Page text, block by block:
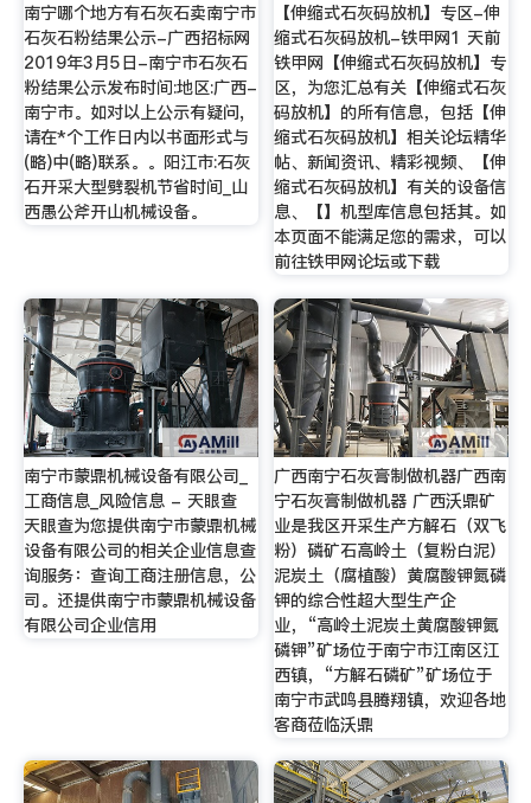
南宁哪个地方有石灰石卖南宁市
石灰石粉结果公示-广西招标网
2019年3月5日-南宁市石灰石
粉结果公示发布时间:地区:广西-
南宁市。如对以上公示有疑问,
请在*个工作日内以书面形式与
(略)中(略)联系。。阳江市:石灰
石开采大型劈裂机节省时间_山
西愚公斧开山机械设备。
【伸缩式石灰码放机】专区-伸
缩式石灰码放机-铁甲网1 天前
铁甲网【伸缩式石灰码放机】专
区，为您汇总有关【伸缩式石灰
码放机】的所有信息，包括【伸
缩式石灰码放机】相关论坛精华
帖、新闻资讯、精彩视频、【伸
缩式石灰码放机】有关的设备信
息、【】机型库信息包括其。如
本页面不能满足您的需求，可以
前往铁甲网论坛或下载
南宁市蒙鼎机械设备有限公司_
工商信息_风险信息 - 天眼查
天眼查为您提供南宁市蒙鼎机械
设备有限公司的相关企业信息查
询服务：查询工商注册信息，公
司。还提供南宁市蒙鼎机械设备
有限公司企业信用
广西南宁石灰膏制做机器广西南
宁石灰膏制做机器 广西沃鼎矿
业是我区开采生产方解石（双飞
粉）磷矿石高岭土（复粉白泥）
泥炭土（腐植酸）黄腐酸钾氮磷
钾的综合性超大型生产企
业，“高岭土泥炭土黄腐酸钾氮
磷钾”矿场位于南宁市江南区江
西镇，“方解石磷矿”矿场位于
南宁市武鸣县腾翔镇，欢迎各地
客商莅临沃鼎